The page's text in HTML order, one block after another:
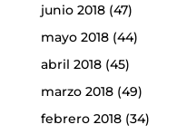
junio 2018(47)
mayo 2018(44)
abril 2018(45)
marzo 2018(49)
febrero 2018(34)